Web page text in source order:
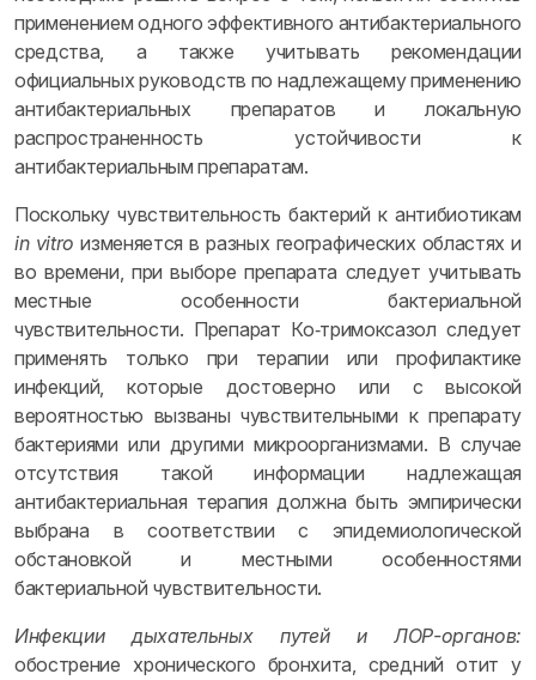
применением одного эффективного антибактериального
средства, а также учитывать рекомендации
официальных руководств по надлежащему применению
антибактериальных препаратов и локальную
распространенность устойчивости к
антибактериальным препаратам.
Поскольку чувствительность бактерий к антибиотикам
in vitro изменяется в разных географических областях и
во времени, при выборе препарата следует учитывать
местные особенности бактериальной
чувствительности. Препарат Ко‑тримоксазол следует
применять только при терапии или профилактике
инфекций, которые достоверно или с высокой
вероятностью вызваны чувствительными к препарату
бактериями или другими микроорганизмами. В случае
отсутствия такой информации надлежащая
антибактериальная терапия должна быть эмпирически
выбрана в соответствии с эпидемиологической
обстановкой и местными особенностями
бактериальной чувствительности.
Инфекции дыхательных путей и ЛОР-органов:
обострение хронического бронхита, средний отит у